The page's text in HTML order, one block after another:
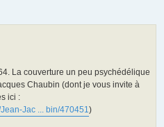
La couverture un peu psychédélique
Chaubin (dont je vous invite à
ici :
Jac ... bin/470451)